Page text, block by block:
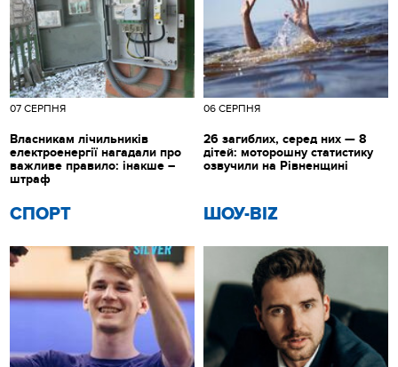
СПОРТ ШОУ-BIZ
07 СЕРПНЯ
Власникам лічильників
електроенергії нагадали про
важливе правило: інакше –
штраф
06 СЕРПНЯ
26 загиблих, серед них — 8
дітей: моторошну статистику
озвучили на Рівненщині